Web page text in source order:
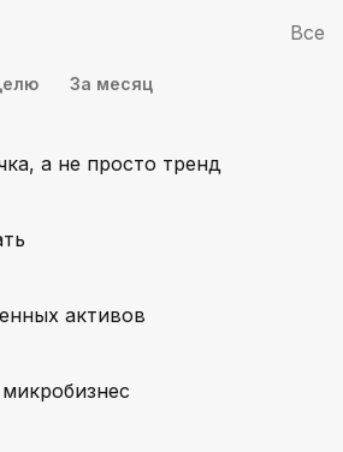
Все
За месяц
а не просто тренд
активов